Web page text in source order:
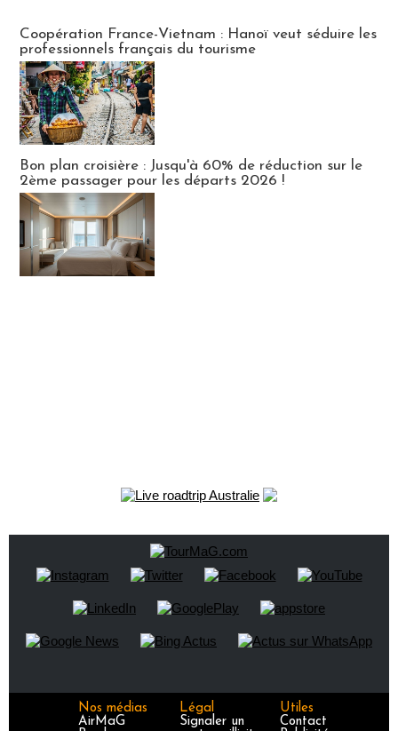
Coopération France-Vietnam : Hanoï veut séduire les
professionnels français du tourisme
Bon plan croisière : Jusqu'à 60% de réduction sur le
2ème passager pour les départs 2026 !
Nos médias
AirMaG
Légal
Signaler un
Utiles
Contact